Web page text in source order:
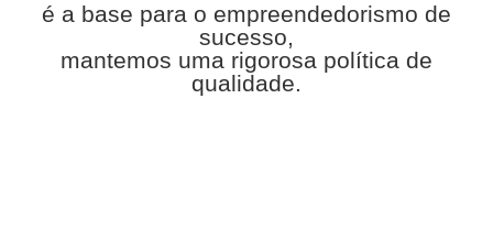
é a base para o empreendedorismo de
sucesso,
mantemos uma rigorosa política de
qualidade.